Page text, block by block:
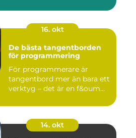
16. okt
De bästa tangentborden
för programmering
För programmerare är
tangentbord mer än bara ett
verktyg – det är en f&oum...
14. okt